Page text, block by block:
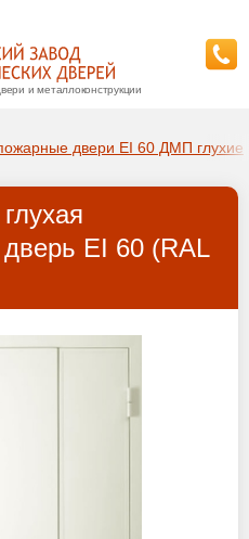
и металлоконструкции
двери EI 60 ДМП глухие
EI 60 (RAL